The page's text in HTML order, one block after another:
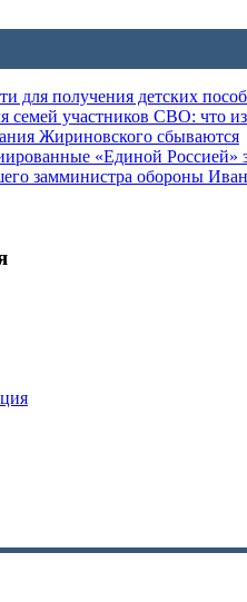
для получения детских
семей участников СВО: что
Жириновского сбываются
«Единой Россией»
замминистра обороны